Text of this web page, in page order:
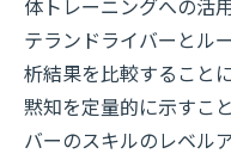
体トレーニングへの活
テランドライバーとル
析結果を比較すること
黙知を定量的に示すこ
バーのスキルのレベル